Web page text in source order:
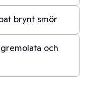
brynt smör
och